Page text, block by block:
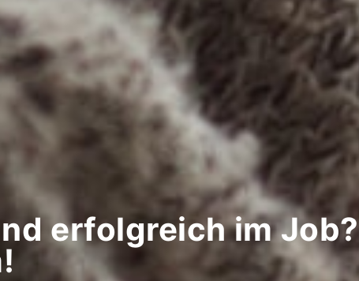
erfolgreich im Job?